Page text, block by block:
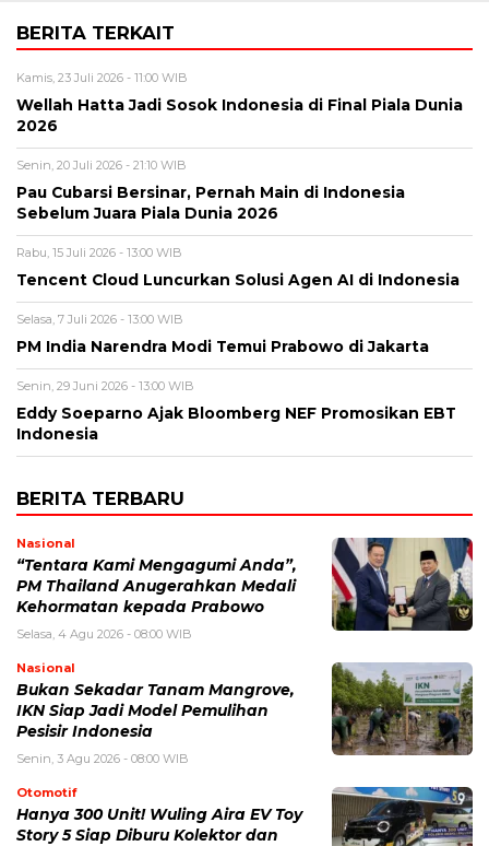
BERITA TERKAIT
Kamis, 23 Juli 2026 - 11:00 WIB
Wellah Hatta Jadi Sosok Indonesia di Final Piala Dunia
2026
Senin, 20 Juli 2026 - 21:10 WIB
Pau Cubarsi Bersinar, Pernah Main di Indonesia
Sebelum Juara Piala Dunia 2026
Rabu, 15 Juli 2026 - 13:00 WIB
Tencent Cloud Luncurkan Solusi Agen AI di Indonesia
Selasa, 7 Juli 2026 - 13:00 WIB
PM India Narendra Modi Temui Prabowo di Jakarta
Senin, 29 Juni 2026 - 13:00 WIB
Eddy Soeparno Ajak Bloomberg NEF Promosikan EBT
Indonesia
BERITA TERBARU
Nasional
“Tentara Kami Mengagumi Anda”,
PM Thailand Anugerahkan Medali
Kehormatan kepada Prabowo
Selasa, 4 Agu 2026 - 08:00 WIB
Nasional
Bukan Sekadar Tanam Mangrove,
IKN Siap Jadi Model Pemulihan
Pesisir Indonesia
Senin, 3 Agu 2026 - 08:00 WIB
Otomotif
Hanya 300 Unit! Wuling Aira EV Toy
Story 5 Siap Diburu Kolektor dan